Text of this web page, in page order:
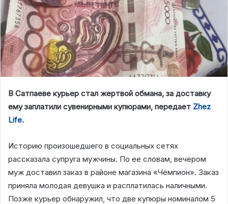
В Сатпаеве курьер стал жертвой обмана, за доставку
ему заплатили сувенирными купюрами, передает Zhez
Life.
Историю произошедшего в социальных сетях
рассказала супруга мужчины. По ее словам, вечером
муж доставил заказ в районе магазина «Чемпион». Заказ
приняла молодая девушка и расплатилась наличными.
Позже курьер обнаружил, что две купюры номиналом 5